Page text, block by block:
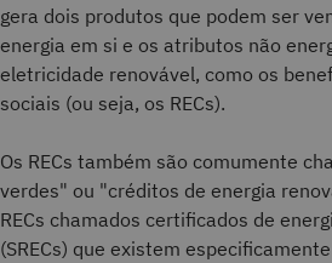
gera dois produtos que podem ser
energia em si e os atributos não
eletricidade renovável, como os
sociais (ou seja, os RECs).
Os RECs também são comumente
verdes" ou "créditos de energia
RECs chamados certificados de
(SRECs) que existem